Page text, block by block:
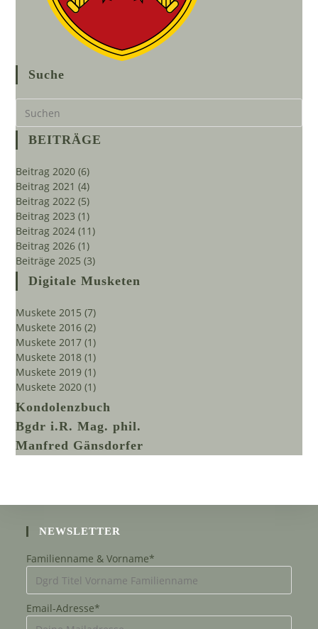
Suche
BEITRÄGE
Beitrag 2020 (6)
Beitrag 2021 (4)
Beitrag 2022 (5)
Beitrag 2023 (1)
Beitrag 2024 (11)
Beitrag 2026 (1)
Beiträge 2025 (3)
Digitale Musketen
Muskete 2015 (7)
Muskete 2016 (2)
Muskete 2017 (1)
Muskete 2018 (1)
Muskete 2019 (1)
Muskete 2020 (1)
Kondolenzbuch
Bgdr i.R. Mag. phil.
Manfred Gänsdorfer
NEWSLETTER
Familienname & Vorname*
Email-Adresse*